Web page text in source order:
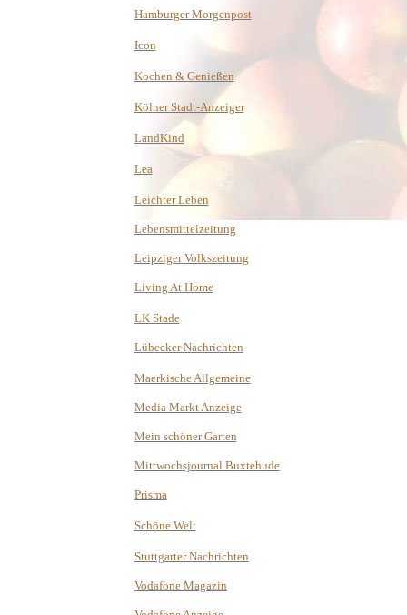
Hamburger Morgenpost
Icon
Kochen & Genießen
Kölner Stadt-Anzeiger
LandKind
Lea
Leichter Leben
Lebensmittelzeitung
Leipziger Volkszeitung
Living At Home
LK Stade
Lübecker Nachrichten
Maerkische Allgemeine
Media Markt Anzeige
Mein schöner Garten
Mittwochsjournal Buxtehude
Prisma
Schöne Welt
Stuttgarter Nachrichten
Vodafone Magazin